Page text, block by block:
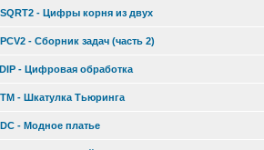
- Цифры корня из двух
- Сборник задач (часть 2)
- Цифровая обработка
- Шкатулка Тьюринга
- Модное платье